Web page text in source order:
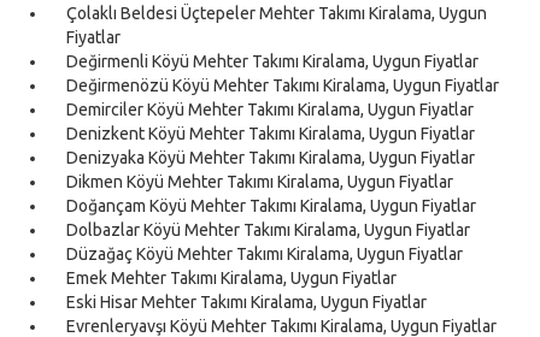
Çolaklı Beldesi Üçtepeler Mehter Takımı Kiralama, Uygun
Fiyatlar
Değirmenli Köyü Mehter Takımı Kiralama, Uygun Fiyatlar
Değirmenözü Köyü Mehter Takımı Kiralama, Uygun Fiyatlar
Demirciler Köyü Mehter Takımı Kiralama, Uygun Fiyatlar
Denizkent Köyü Mehter Takımı Kiralama, Uygun Fiyatlar
Denizyaka Köyü Mehter Takımı Kiralama, Uygun Fiyatlar
Dikmen Köyü Mehter Takımı Kiralama, Uygun Fiyatlar
Doğançam Köyü Mehter Takımı Kiralama, Uygun Fiyatlar
Dolbazlar Köyü Mehter Takımı Kiralama, Uygun Fiyatlar
Düzağaç Köyü Mehter Takımı Kiralama, Uygun Fiyatlar
Emek Mehter Takımı Kiralama, Uygun Fiyatlar
Eski Hisar Mehter Takımı Kiralama, Uygun Fiyatlar
Evrenleryavşı Köyü Mehter Takımı Kiralama, Uygun Fiyatlar